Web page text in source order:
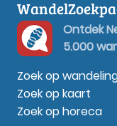
Ontdek
5.000
Zoek op
Zoek op kaart
Zoek op horeca